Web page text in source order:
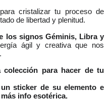
cristalizar tu proceso de
de libertad y plenitud.
los signos Géminis, Libra y
ágil y creativa que nos
colección para hacer de tu
sticker de su elemento e
info esotérica.